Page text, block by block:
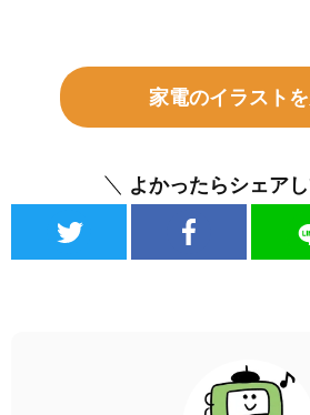
家電のイラスト
よかったらシェアし